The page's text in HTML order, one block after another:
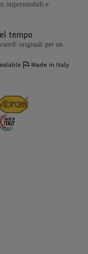
impermeabili e
tempo
originali per un
Made in Italy